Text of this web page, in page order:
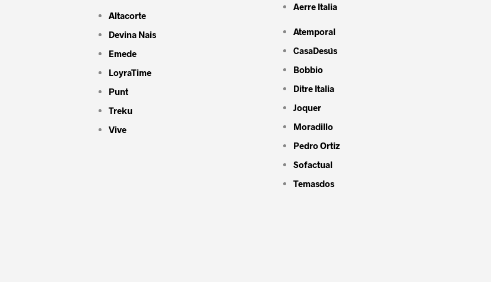
Altacorte
Devina Nais
Emede
LoyraTime
Punt
Treku
Vive
Aerre Italia
Atemporal
CasaDesús
Bobbio
Ditre Italia
Joquer
Moradillo
Pedro Ortiz
Sofactual
Temasdos